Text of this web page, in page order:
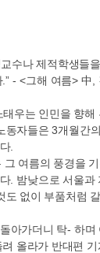
수나 제적학생들
.” - <그해 여름>中
태우는 인민을 향해
동자들은3개월간
.
그 여름의 풍경을
. 밤낮으로 서울과
도 없이 부품처럼
아가더니 탁-하며
올라가 반대편